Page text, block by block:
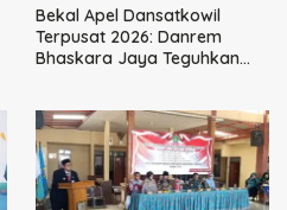
Bekal Apel Dansatkowil
Terpusat 2026: Danrem
Bhaskara Jaya Teguhkan